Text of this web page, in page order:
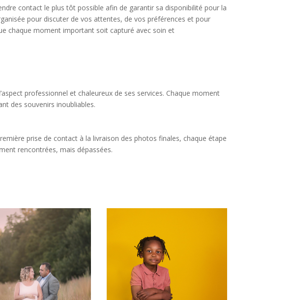
contact le plus tôt possible afin de garantir sa disponibilité pour la
pour discuter de vos attentes, de vos préférences et pour
chaque moment important soit capturé avec soin et
professionnel et chaleureux de ses services. Chaque moment
des souvenirs inoubliables.
prise de contact à la livraison des photos finales, chaque étape
rencontrées, mais dépassées.